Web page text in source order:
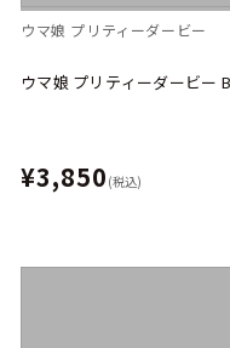
ウマ娘 プリティーダービー
ウマ娘 プリティーダービー
¥3,850 (税込)